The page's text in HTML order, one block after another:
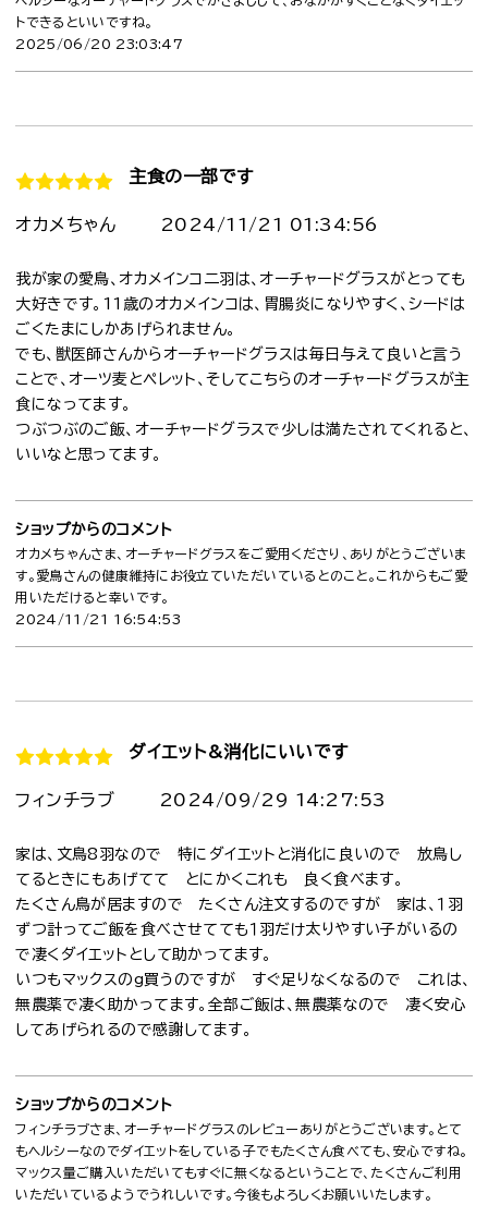
トできるといいですね。
2025/06/20 23:03:47
主食の一部です
オカメちゃん 2024/11/21 01:34:56
我が家の愛鳥、オカメインコ二羽は、オーチャードグラスがとっても
大好きです。11歳のオカメインコは、胃腸炎になりやすく、シードは
ごくたまにしかあげられません。
でも、獣医師さんからオーチャードグラスは毎日与えて良いと言う
ことで、オーツ麦とペレット、そしてこちらのオーチャードグラスが主
食になってます。
つぶつぶのご飯、オーチャードグラスで少しは満たされてくれると、
いいなと思ってます。
ショップからのコメント
オカメちゃんさま、オーチャードグラスをご愛用くださり、ありがとうございま
す。愛鳥さんの健康維持にお役立ていただいているとのこと。これからもご愛
用いただけると幸いです。
2024/11/21 16:54:53
ダイエット&消化にいいです
フィンチラブ 2024/09/29 14:27:53
家は、文鳥8羽なので 特にダイエットと消化に良いので 放鳥し
てるときにもあげてて とにかくこれも 良く食べます。
たくさん鳥が居ますので たくさん注文するのですが 家は、１羽
ずつ計ってご飯を食べさせてても１羽だけ太りやすい子がいるの
で凄くダイエットとして助かってます。
いつもマックスのg買うのですが すぐ足りなくなるので これは、
無農薬で凄く助かってます。全部ご飯は、無農薬なので 凄く安心
してあげられるので感謝してます。
ショップからのコメント
フィンチラブさま、オーチャードグラスのレビューありがとうございます。とて
もヘルシーなのでダイエットをしている子でもたくさん食べても、安心ですね。
マックス量ご購入いただいてもすぐに無くなるということで、たくさんご利用
いただいているようでうれしいです。今後もよろしくお願いいたします。